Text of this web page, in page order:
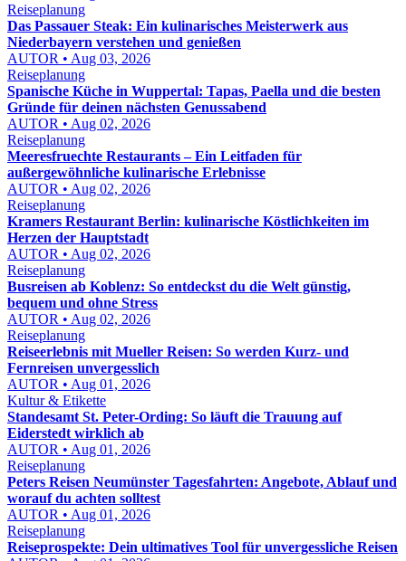
Reiseplanung
Das Passauer Steak: Ein kulinarisches Meisterwerk aus
Niederbayern verstehen und genießen
AUTOR • Aug 03, 2026
Reiseplanung
Spanische Küche in Wuppertal: Tapas, Paella und die besten
Gründe für deinen nächsten Genussabend
AUTOR • Aug 02, 2026
Reiseplanung
Meeresfruechte Restaurants – Ein Leitfaden für
außergewöhnliche kulinarische Erlebnisse
AUTOR • Aug 02, 2026
Reiseplanung
Kramers Restaurant Berlin: kulinarische Köstlichkeiten im
Herzen der Hauptstadt
AUTOR • Aug 02, 2026
Reiseplanung
Busreisen ab Koblenz: So entdeckst du die Welt günstig,
bequem und ohne Stress
AUTOR • Aug 02, 2026
Reiseplanung
Reiseerlebnis mit Mueller Reisen: So werden Kurz- und
Fernreisen unvergesslich
AUTOR • Aug 01, 2026
Kultur & Etikette
Standesamt St. Peter-Ording: So läuft die Trauung auf
Eiderstedt wirklich ab
AUTOR • Aug 01, 2026
Reiseplanung
Peters Reisen Neumünster Tagesfahrten: Angebote, Ablauf und
worauf du achten solltest
AUTOR • Aug 01, 2026
Reiseplanung
Reiseprospekte: Dein ultimatives Tool für unvergessliche Reisen